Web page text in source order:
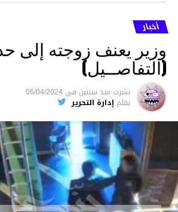
أخبار
وزير يعنف زوجته إلى
(التفاصــيل)
نشرت منذ سنتين فى 06/04/2024
بقلم إدارة التحرير